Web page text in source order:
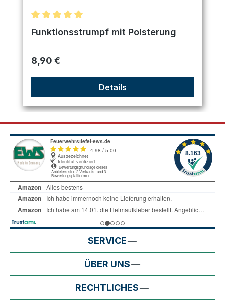
Durchschnittliche Bewertung von 5 von 5 Sternen
Funktionsstrumpf mit Polsterung
Regulärer Preis:
8,90 €
Details
SERVICE
ÜBER UNS
RECHTLICHES